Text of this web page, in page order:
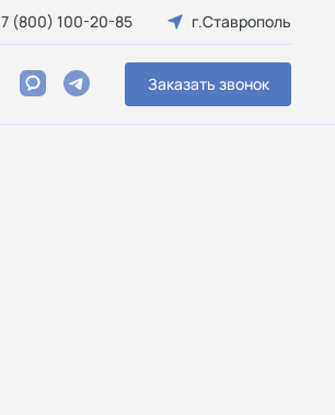
7 (800) 100-20-85 г.Ставрополь
Заказать звонок